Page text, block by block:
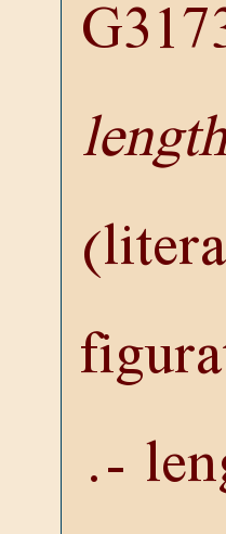
length
-